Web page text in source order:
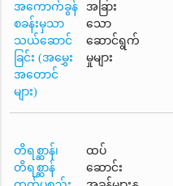
အကောက်ခွန်
စခန်းမှသာ
သယ်ဆောင်
ခြင်း (အမွှေး
အတောင်
များ)
အခြား
သော
ဆောင်ရွက်
မှုများ
တိရစ္ဆာန်၊
တိရစ္ဆာန်
ထပ်
ဆောင်း